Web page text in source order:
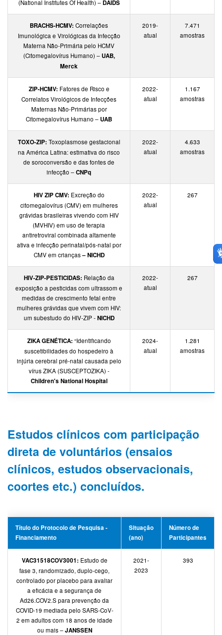
(National Institutes Of Health) –DAIDS
BRACHS-HCMV: Correlações
Imunológica e Virológicas da Infecção
Materna Não-Primária pelo HCMV
(Citomegalovírus Humano) –UAB,
Merck
2019-
atual
7.471
amostras
ZIP-HCMV: Fatores de Risco e
Correlatos Virológicos de Infecções
Maternas Não-Primárias por
Citomegalovírus Humano –UAB
2022-
atual
1.167
amostras
TOXO-ZIP: Toxoplasmose gestacional
na América Latina: estimativa do risco
de soroconversão e das fontes de
infecção –CNPq
2022-
atual
4.633
amostras
HIV ZIP CMV: Excreção do
citomegalovírus (CMV) em mulheres
grávidas brasileiras vivendo com HIV
(MVHIV) em uso de terapia
antiretroviral combinada altamente
ativa e infecção perinatal/pós-natal por
CMV em crianças– NICHD
2022-
atual
267
HIV-ZIP-PESTICIDAS: Relação da
exposição a pesticidas com ultrassom e
medidas de crescimento fetal entre
mulheres grávidas que vivem com HIV:
um subestudo do HIV-ZIP -NICHD
2022-
atual
267
ZIKA GENÉTICA: “Identificando
suscetibilidades do hospedeiro à
injúria cerebral pré-natal causada pelo
vírus ZIKA (SUSCEPTOZIKA) -
Children's National Hospital
2024-
atual
1.281
amostras
Estudos clínicos com participação
direta de voluntários (ensaios
clínicos, estudos observacionais,
coortes etc.) concluídos.
Título do Protocolo de Pesquisa -
Financiamento
Situação
(ano)
Número de
Participantes
VAC31518COV3001: Estudo de
fase 3, randomizado, duplo-cego,
controlado por placebo para avaliar
a eficácia e a segurança de
Ad26.COV2.S para prevenção da
COVID-19 mediada pelo SARS-CoV-
2 em adultos com 18 anos de idade
ou mais –JANSSEN
2021-
2023
393